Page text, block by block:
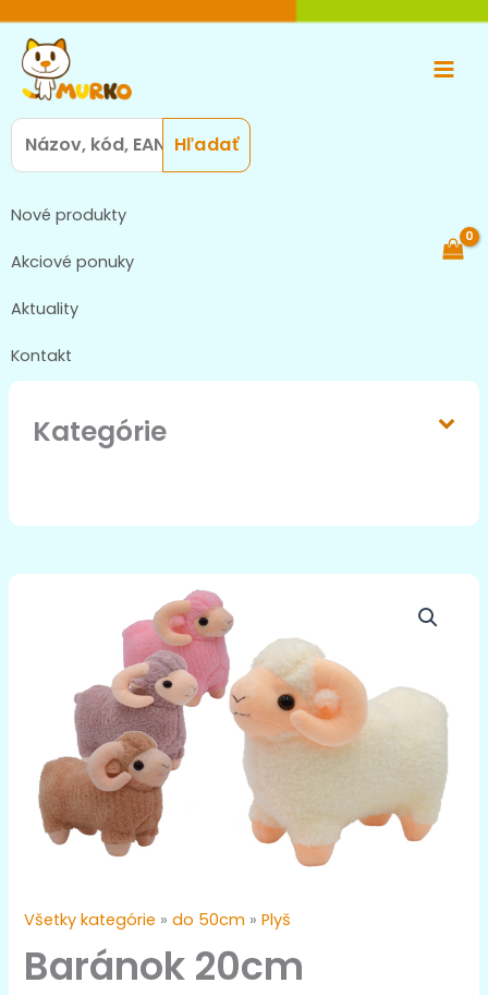
obsah
Main
Search
for:
Nové produkty
Akciové ponuky
Aktuality
Kontakt
Kategórie
Všetky kategórie »do 50cm »Plyš
Baránok 20cm